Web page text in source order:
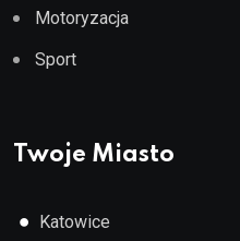
Motoryzacja
Sport
Twoje Miasto
● Katowice